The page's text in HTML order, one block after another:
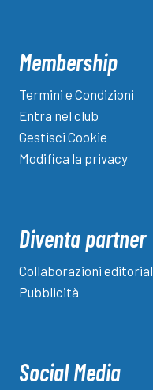
Membership
Termini e Condizioni
Entra nel club
Gestisci Cookie
Modifica la privacy
Diventa partner
Collaborazioni
Pubblicità
Social Media